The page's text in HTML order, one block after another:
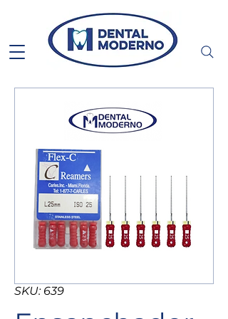
SKU: 639